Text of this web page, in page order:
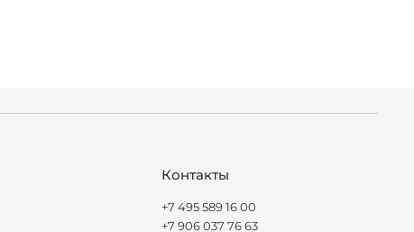
Контакты
+7 495 589 16 00
+7 906 037 76 63